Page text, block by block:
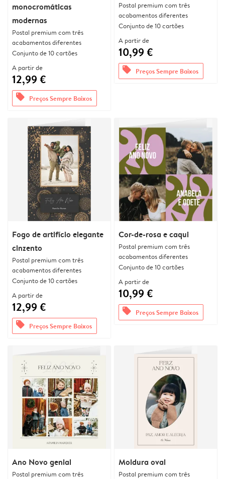
monocromáticas
modernas
Postal premium com três
acabamentos diferentes
Conjunto de 10 cartões
A partir de
12,99 €
offers Preços Sempre Baixos
Postal premium com três
acabamentos diferentes
Conjunto de 10 cartões
A partir de
10,99 €
offers Preços Sempre Baixos
Fogo de artifício elegante
cinzento
Postal premium com três
acabamentos diferentes
Conjunto de 10 cartões
A partir de
12,99 €
offers Preços Sempre Baixos
Cor-de-rosa e caqui
Postal premium com três
acabamentos diferentes
Conjunto de 10 cartões
A partir de
10,99 €
offers Preços Sempre Baixos
Ano Novo genial
Postal premium com três
Moldura oval
Postal premium com três